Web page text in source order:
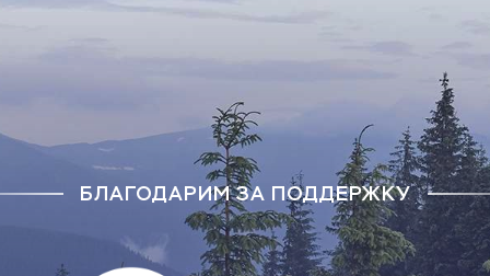
БЛАГОДАРИМ ЗА ПОДДЕРЖКУ